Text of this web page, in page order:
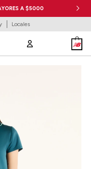
A $5000
Locales